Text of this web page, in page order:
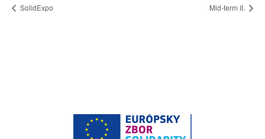
SolidExpo Mid-term II.